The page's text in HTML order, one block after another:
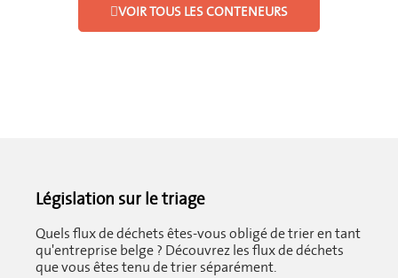
VOIR TOUS LES CONTENEURS
Législation sur le triage
Quels flux de déchets êtes-vous obligé de trier en tant
qu'entreprise belge ? Découvrez les flux de déchets
que vous êtes tenu de trier séparément.